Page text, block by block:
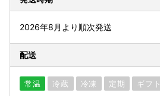
2026年8月より順次発送
配送
常温 冷蔵 冷凍 定期 ギフト